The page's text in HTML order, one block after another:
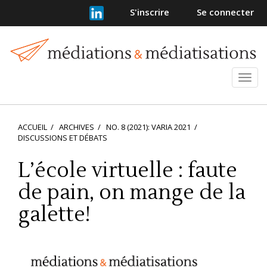
principal
Barre
S'inscrire Se connecter
ACCUEIL ARCHIVES
NO. 8 (2021): VARIA 2021
DISCUSSIONS ET DÉBATS
L’école virtuelle : faute
de pain, on mange de la
galette!
latérale